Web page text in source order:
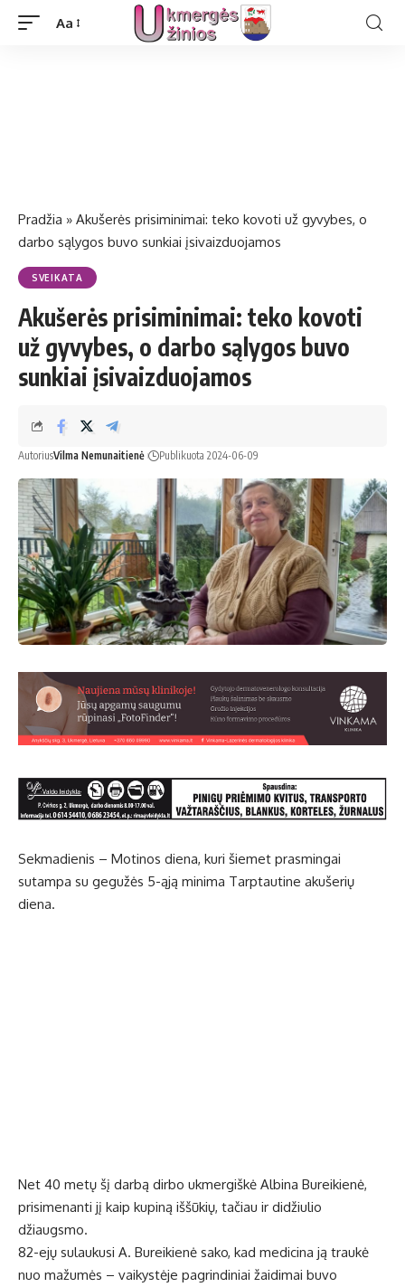
Aa
Pradžia » Akušerės prisiminimai: teko kovoti už gyvybes, o
darbo sąlygos buvo sunkiai įsivaizduojamos
SVEIKATA
Akušerės prisiminimai: teko kovoti
už gyvybes, o darbo sąlygos buvo
sunkiai įsivaizduojamos
AutoriusVilma Nemunaitienė Publikuota 2024-06-09
Sekmadienis – Motinos diena, kuri šiemet prasmingai
sutampa su gegužės 5-ąją minima Tarptautine akušerių
diena.
Net 40 metų šį darbą dirbo ukmergiškė Albina Bureikienė,
prisimenanti jį kaip kupiną iššūkių, tačiau ir didžiulio
džiaugsmo.
82-ejų sulaukusi A. Bureikienė sako, kad medicina ją traukė
nuo mažumės – vaikystėje pagrindiniai žaidimai buvo